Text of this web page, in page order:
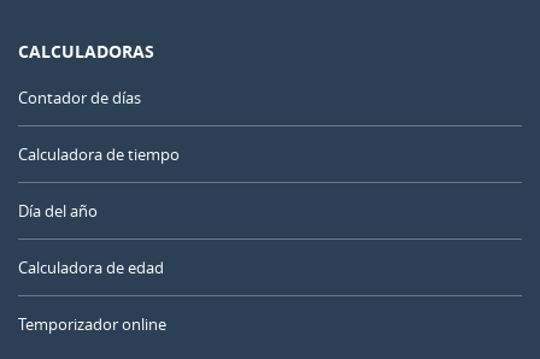
CALCULADORAS
Contador de días
Calculadora de tiempo
Día del año
Calculadora de edad
Temporizador online